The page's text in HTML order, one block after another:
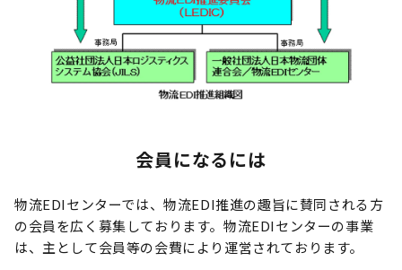
会員になるには
物流EDIセンターでは、物流EDI推進の趣旨に賛同される方
の会員を広く募集しております。物流EDIセンターの事業
は、主として会員等の会費により運営されております。